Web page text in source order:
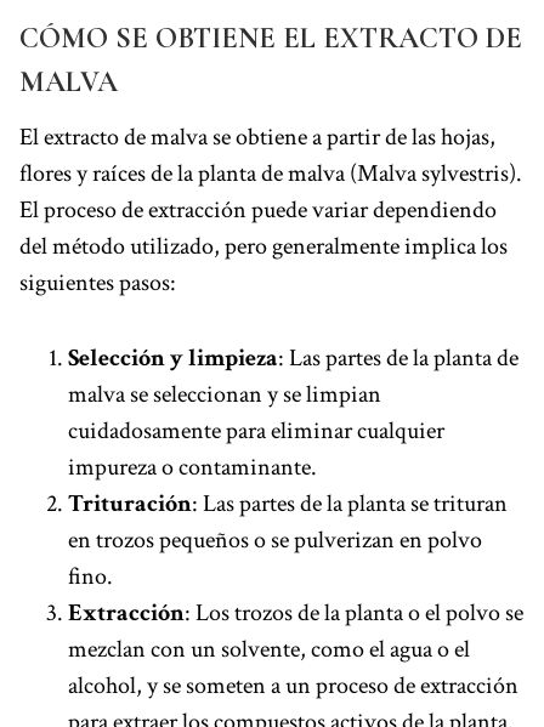
CÓMO SE OBTIENE EL EXTRACTO DE
MALVA
El extracto de malva se obtiene a partir de las hojas,
flores y raíces de la planta de malva (Malva sylvestris).
El proceso de extracción puede variar dependiendo
del método utilizado, pero generalmente implica los
siguientes pasos:
Selección y limpieza: Las partes de la planta de
malva se seleccionan y se limpian
cuidadosamente para eliminar cualquier
impureza o contaminante.
Trituración: Las partes de la planta se trituran
en trozos pequeños o se pulverizan en polvo
fino.
Extracción: Los trozos de la planta o el polvo se
mezclan con un solvente, como el agua o el
alcohol, y se someten a un proceso de extracción